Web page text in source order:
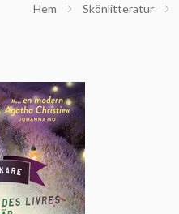
Hem Skönlitteratur